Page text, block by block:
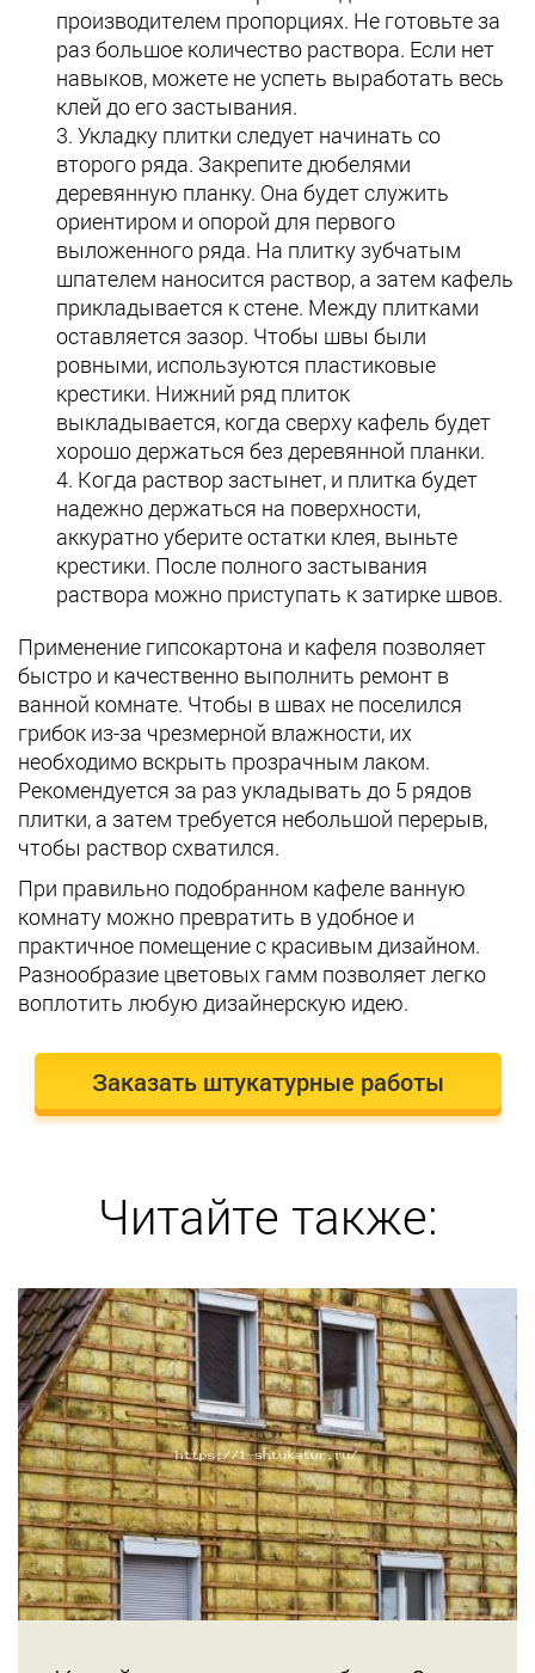
производителем пропорциях. Не готовьте за
раз большое количество раствора. Если нет
навыков, можете не успеть выработать весь
клей до его застывания.
Укладку плитки следует начинать со
второго ряда. Закрепите дюбелями
деревянную планку. Она будет служить
ориентиром и опорой для первого
выложенного ряда. На плитку зубчатым
шпателем наносится раствор, а затем кафель
прикладывается к стене. Между плитками
оставляется зазор. Чтобы швы были
ровными, используются пластиковые
крестики. Нижний ряд плиток
выкладывается, когда сверху кафель будет
хорошо держаться без деревянной планки.
Когда раствор застынет, и плитка будет
надежно держаться на поверхности,
аккуратно уберите остатки клея, выньте
крестики. После полного застывания
раствора можно приступать к затирке швов.
Применение гипсокартона и кафеля позволяет
быстро и качественно выполнить ремонт в
ванной комнате. Чтобы в швах не поселился
грибок из-за чрезмерной влажности, их
необходимо вскрыть прозрачным лаком.
Рекомендуется за раз укладывать до 5 рядов
плитки, а затем требуется небольшой перерыв,
чтобы раствор схватился.
При правильно подобранном кафеле ванную
комнату можно превратить в удобное и
практичное помещение с красивым дизайном.
Разнообразие цветовых гамм позволяет легко
воплотить любую дизайнерскую идею.
Заказать штукатурные работы
Читайте также: